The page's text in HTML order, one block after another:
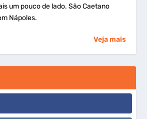
um pouco de lado. São Caetano
Nápoles.
Veja mais